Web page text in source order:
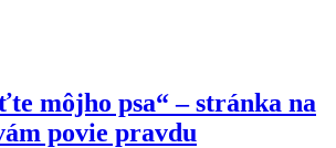
môjho psa“ – stránka na
povie pravdu